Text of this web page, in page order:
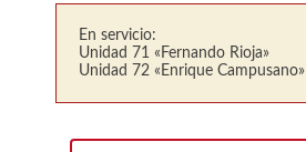
En servicio:
Unidad 71 «Fernando Rioja»
Unidad 72 «Enrique Campusano»